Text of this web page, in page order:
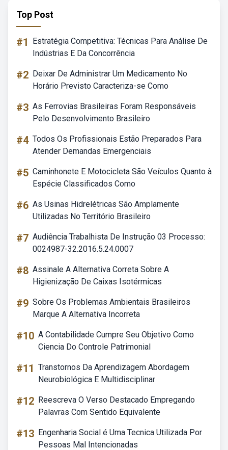
Top Post
#1
Estratégia Competitiva: Técnicas Para Análise De
Indústrias E Da Concorrência
#2 Deixar De Administrar Um Medicamento No
Horário Previsto Caracteriza-se Como
#3 As Ferrovias Brasileiras Foram Responsáveis
Pelo Desenvolvimento Brasileiro
#4 Todos Os Profissionais Estão Preparados Para
Atender Demandas Emergenciais
#5 Caminhonete E Motocicleta São Veículos Quanto à
Espécie Classificados Como
#6 As Usinas Hidrelétricas São Amplamente
Utilizadas No Território Brasileiro
#7 Audiência Trabalhista De Instrução 03 Processo:
0024987-32.2016.5.24.0007
#8 Assinale A Alternativa Correta Sobre A
Higienização De Caixas Isotérmicas
#9 Sobre Os Problemas Ambientais Brasileiros
Marque A Alternativa Incorreta
#10 A Contabilidade Cumpre Seu Objetivo Como
Ciencia Do Controle Patrimonial
#11 Transtornos Da Aprendizagem Abordagem
Neurobiológica E Multidisciplinar
#12 Reescreva O Verso Destacado Empregando
Palavras Com Sentido Equivalente
#13 Engenharia Social é Uma Tecnica Utilizada Por
Pessoas Mal Intencionadas